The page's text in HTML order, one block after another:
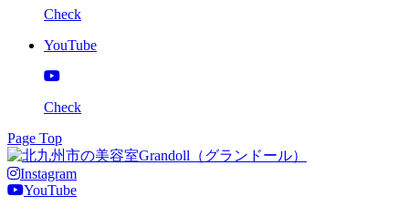
Check
YouTube
Check
Page Top
Instagram
YouTube